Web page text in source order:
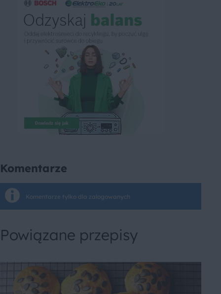
Komentarze
Komentarze tylko dla zalogowanych
Powiązane przepisy